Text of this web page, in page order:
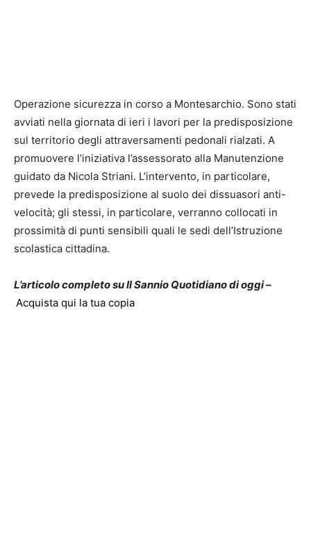
Operazione sicurezza in corso a Montesarchio. Sono stati
avviati nella giornata di ieri i lavori per la predisposizione
sul territorio degli attraversamenti pedonali rialzati. A
promuovere l’iniziativa l’assessorato alla Manutenzione
guidato da Nicola Striani. L’intervento, in particolare,
prevede la predisposizione al suolo dei dissuasori anti-
velocità; gli stessi, in particolare, verranno collocati in
prossimità di punti sensibili quali le sedi dell’Istruzione
scolastica cittadina.
L’articolo completo su Il Sannio Quotidiano di oggi –
Acquista qui la tua copia